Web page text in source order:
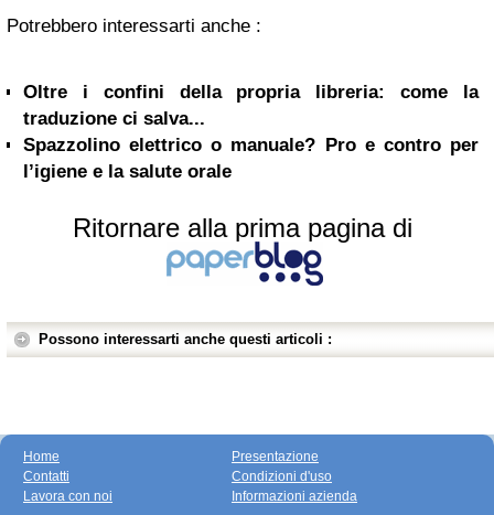
Potrebbero interessarti anche :
Oltre i confini della propria libreria: come la
traduzione ci salva...
Spazzolino elettrico o manuale? Pro e contro per
l’igiene e la salute orale
Ritornare alla prima pagina di
Possono interessarti anche questi articoli :
Home
Contatti
Lavora con noi
Presentazione
Condizioni d'uso
Informazioni azienda